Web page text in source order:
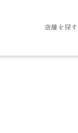
店舗を探す